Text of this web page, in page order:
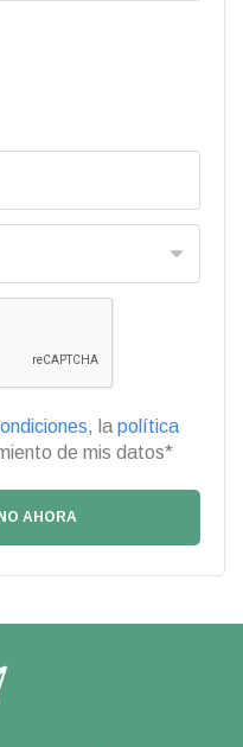
, la política
de mis datos*